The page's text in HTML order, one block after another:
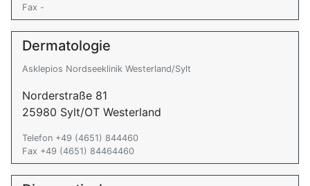
Fax -
Dermatologie
Asklepios Nordseeklinik Westerland/Sylt
Norderstraße 81
25980 Sylt/OT Westerland
Telefon +49 (4651) 844460
Fax +49 (4651) 84464460